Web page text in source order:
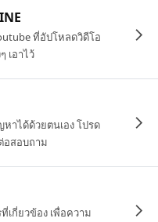
ที่อัปโหลดวิดีโอ
เอาไว้
าได้ด้วยตนเอง โปรด
อสอบถาม
เกี่ยวข้อง เพื่อความ